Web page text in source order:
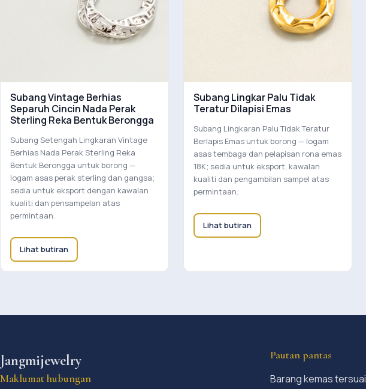
Subang Vintage Berhias
Separuh Cincin Nada Perak
Sterling Reka Bentuk Berongga
Subang Setengah Lingkaran Vintage
Berhias Nada Perak Sterling Reka
Bentuk Berongga untuk borong —
logam asas perak sterling dan gangsa;
sedia untuk eksport dengan kawalan
kualiti dan pensampelan atas
permintaan.
Lihat butiran
Subang Lingkar Palu Tidak
Teratur Dilapisi Emas
Subang Lingkaran Palu Tidak Teratur
Berlapis Emas untuk borong — logam
asas tembaga dan pelapisan rona emas
18K; sedia untuk eksport, kawalan
kualiti dan pengambilan sampel atas
permintaan.
Lihat butiran
Jangmijewelry
Maklumat hubungan
Pautan pantas
Barang kemas tersuai